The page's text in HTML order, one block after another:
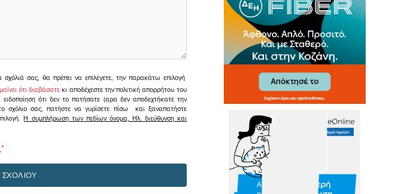
σας, θα πρέπει να επιλέγετε, την παρακάτω επιλογή
ότι διαβάσατεκι αποδέχεστε την πολιτική απορρήτου του
ότι δεν το πατήσατε (αρα δεν αποδεχτήκατε την
σχόλιο σας, πατήστε να γυρίσετε πίσω και ξαναπατήστε
Η συμπλήρωση των πεδίων όνομα, Ηλ. διεύθυνση και
*